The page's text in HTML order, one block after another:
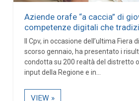
Aziende orafe “a caccia” di
competenze digitali che
Il Cpv, in occasione dell’ultima Fiera
scorso gennaio, ha presentato i
condotta su 200 realtà del distretto
input della Regione e in...
VIEW »